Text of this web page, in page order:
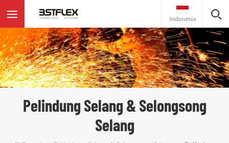
Indonesia
Pelindung Selang & Selongsong
Selang